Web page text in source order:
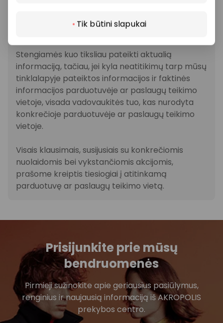
Tik būtini slapukai
savarankiškai nustato taikomas nuolaidas, jų
dydžius bei kitas aktualias sąlygas.
Stengiamės kuo tiksliau pateikti aktualią
informaciją, tačiau, jei kyla neatitikimų tarp mūsų
tinklalapyje pateiktos informacijos ir faktinės
informacijos parduotuvėje ar paslaugų teikimo
vietoje, visada vadovaukitės tuo, kas nurodyta
konkrečioje parduotuvėje ar paslaugų teikimo
vietoje.
Visais klausimais, susijusiais su konkrečiomis
nuolaidomis bei vykstančiomis akcijomis,
prašome kreiptis tiesiogiai į atitinkamą
parduotuvę ar paslaugų teikimo vietą.
Prisijunkite prie mūsų
bendruomenės
Pirmieji sužinokite apie geriausius pasiūlymus,
renginius ir naujausią informaciją iš AKROPOLIS
prekybos centro.